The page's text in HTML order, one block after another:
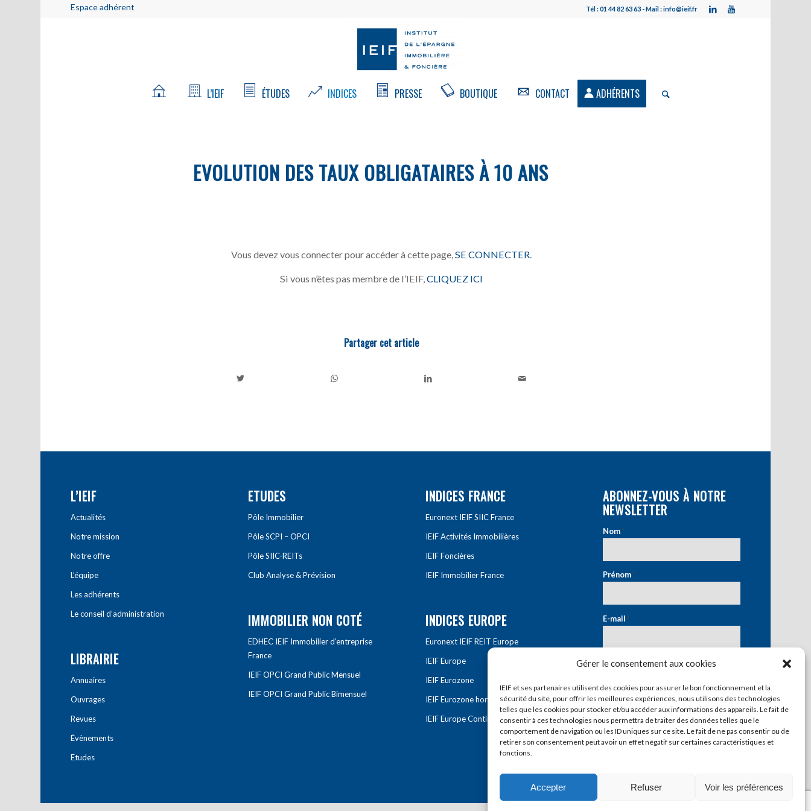
Gérer le consentement aux cookies
IEIF et ses partenaires utilisent des cookies pour assurer le bon fonctionnement et la
sécurité du site, pour offrir les meilleures expériences, nous utilisons des technologies
telles que les cookies pour stocker et/ou accéder aux informations des appareils. Le fait de
consentir à ces technologies nous permettra de traiter des données telles que le
comportement de navigation ou les ID uniques sur ce site. Le fait de ne pas consentir ou de
retirer son consentement peut avoir un effet négatif sur certaines caractéristiques et
fonctions.
Accepter Refuser Voir les préférences
Espace adhérent Tél : 01 44 82 63 63 - Mail : info@ieif.fr
L’IEIF ÉTUDES INDICES PRESSE BOUTIQUE CONTACT ADHÉRENTS
EVOLUTION DES TAUX OBLIGATAIRES À 10 ANS
Vous devez vous connecter pour accéder à cette page, SE CONNECTER
Si vous n’êtes pas membre de l’IEIF,CLIQUEZ ICI
Partager cet article
L’IEIF
Actualités
Notre mission
Notre offre
L’équipe
Les adhérents
Le conseil d’administration
LIBRAIRIE
Annuaires
Ouvrages
Revues
Évènements
Etudes
ETUDES
Pôle Immobilier
Pôle SCPI – OPCI
Pôle SIIC-REITs
Club Analyse & Prévision
IMMOBILIER NON COTÉ
EDHEC IEIF Immobilier d’entreprise
France
IEIF OPCI Grand Public Mensuel
IEIF OPCI Grand Public Bimensuel
INDICES FRANCE
Euronext IEIF SIIC France
IEIF Activités Immobilières
IEIF Foncières
IEIF Immobilier France
INDICES EUROPE
Euronext IEIF REIT Europe
IEIF Europe
IEIF Eurozone
IEIF Eurozone hors France
IEIF Europe Continentale
ABONNEZ-VOUS À NOTRE
NEWSLETTER
Nom*
Prénom*
E-mail*